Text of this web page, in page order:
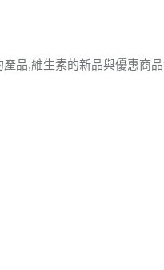
品,維生素的新品與優惠商